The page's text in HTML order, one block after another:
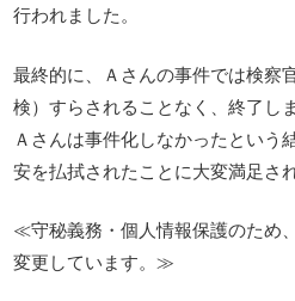
行われました。
最終的に、Ａさんの事件では検察
検）すらされることなく、終了しま
Ａさんは事件化しなかったという
安を払拭されたことに大変満足さ
≪守秘義務・個人情報保護のため
変更しています。≫